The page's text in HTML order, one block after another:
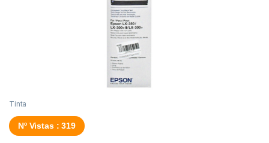
Tinta
Nº Vistas : 319